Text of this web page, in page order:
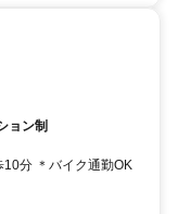
ョン制
分 ＊バイク通勤OK